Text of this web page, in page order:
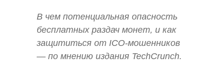
В чем потенциальная опасность
бесплатных раздач монет, и как
защититься от ICO-мошенников
— по мнению издания TechCrunch.